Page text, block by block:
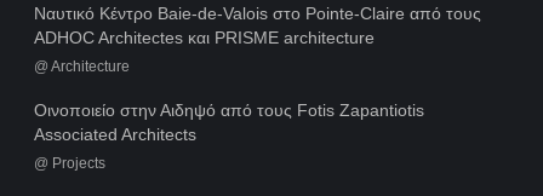
Ναυτικό Κέντρο Baie-de-Valois στο Pointe-Claire από τους
ADHOC Architectes και PRISME architecture
@ Architecture
Οινοποιείο στην Αιδηψό από τους Fotis Zapantiotis
Associated Architects
@ Projects